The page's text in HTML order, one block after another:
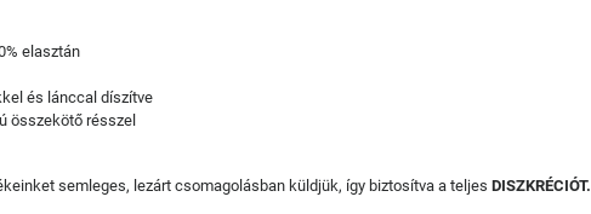
elasztán
és lánccal díszítve
összekötő résszel
semleges, lezárt csomagolásban küldjük, így biztosítva a teljes DISZKRÉCIÓT.